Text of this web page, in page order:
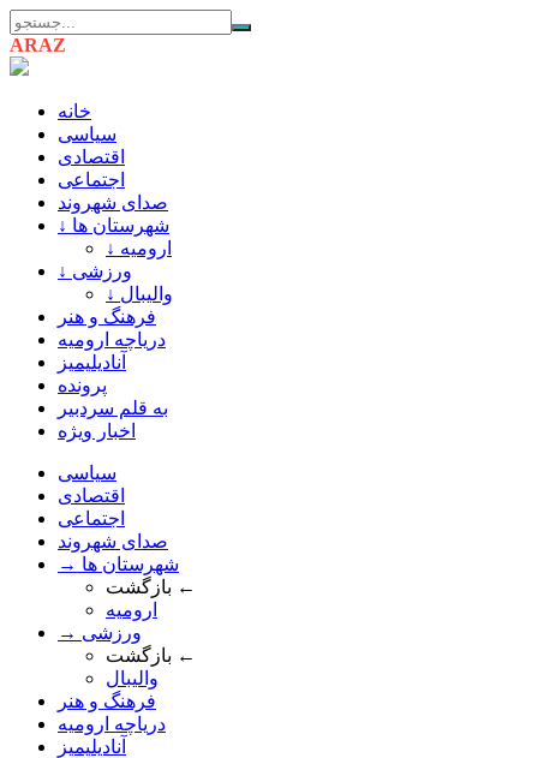
ARAZ
خانه
سیاسی
اقتصادی
اجتماعی
صدای شهروند
↓ شهرستان ها
↓ ارومیه
↓ ورزشی
↓ والیبال
فرهنگ و هنر
دریاچه ارومیه
آنادیلیمیز
پرونده
به قلم سردبیر
اخبار ویژه
سیاسی
اقتصادی
اجتماعی
صدای شهروند
→ شهرستان ها
بازگشت ←
ارومیه
→ ورزشی
بازگشت ←
والیبال
فرهنگ و هنر
دریاچه ارومیه
آنادیلیمیز